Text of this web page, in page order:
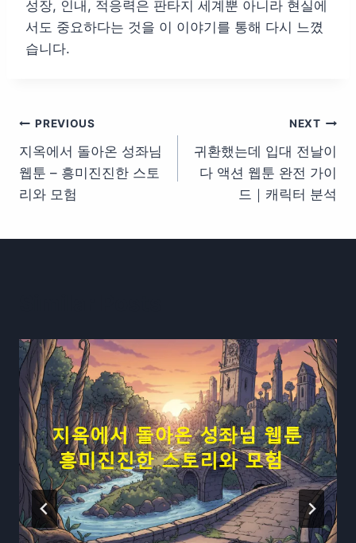
성장, 인내, 적응력은 판타지 세계뿐 아니라 현실에
서도 중요하다는 것을 이 이야기를 통해 다시 느꼈
습니다.
글
탐
색
PREVIOUS
지옥에서 돌아온 성좌님
웹툰 – 흥미진진한 스토
리와 모험
NEXT
귀환했는데 입대 전날이
다 액션 웹툰 완전 가이
드｜캐릭터 분석